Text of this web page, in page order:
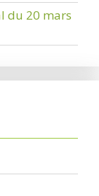
du 20 mars